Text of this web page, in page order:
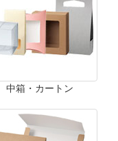
中箱・カートン